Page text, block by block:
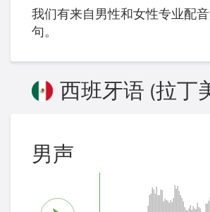
我们有来自男性和女性专业配
句。
西班牙语 (拉丁
男声